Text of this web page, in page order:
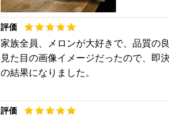
家族全員、メロンが大好きで、品質の
見た目の画像イメージだったので、
の結果になりました。